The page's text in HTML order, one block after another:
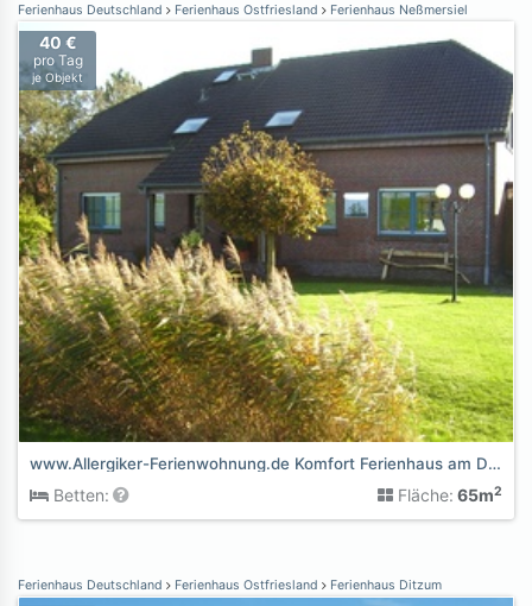
Ferienhaus Deutschland Ferienhaus Ostfriesland Ferienhaus Neßmersiel
40 €
pro Tag
je Objekt
www.Allergiker-Ferienwohnung.de Komfort Ferienhaus am Deich
Betten: Fläche: 65m2
Ferienhaus Deutschland Ferienhaus Ostfriesland Ferienhaus Ditzum